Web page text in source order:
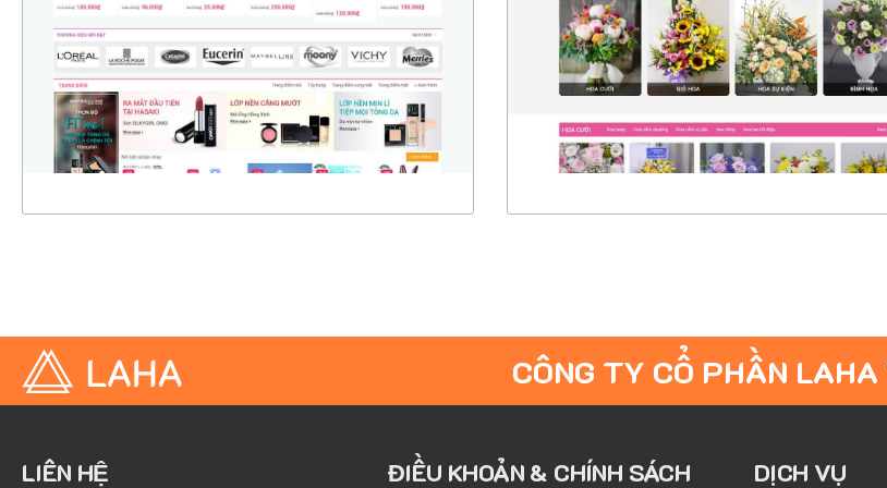
CHI TIẾT
XEM THỰC TẾ
CHI TIẾT
XEM THỰC TẾ
CÔNG TY CỔ PHẦN
LIÊN HỆ ĐIỀU KHOẢN & CHÍNH SÁCH DỊCH VỤ